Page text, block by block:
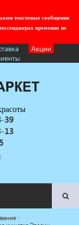
текстовые сообщения
временно не
Акции
39
13